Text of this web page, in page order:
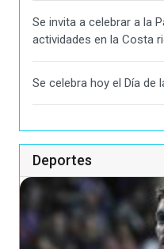
Se invita a celebrar a la
actividades en la Costa
Se celebra hoy el Día de
Deportes